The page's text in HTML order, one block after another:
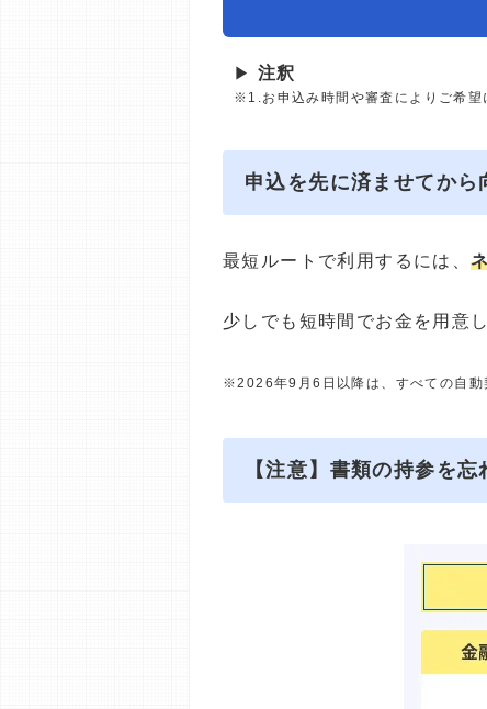
▶ 注釈
※1.お申込み時間や審査によりご希望
申込を先に済ませてから
最短ルートで利用するには、
少しでも短時間でお金を用意
※2026年9月6日以降は、すべての自動
【注意】書類の持参を忘